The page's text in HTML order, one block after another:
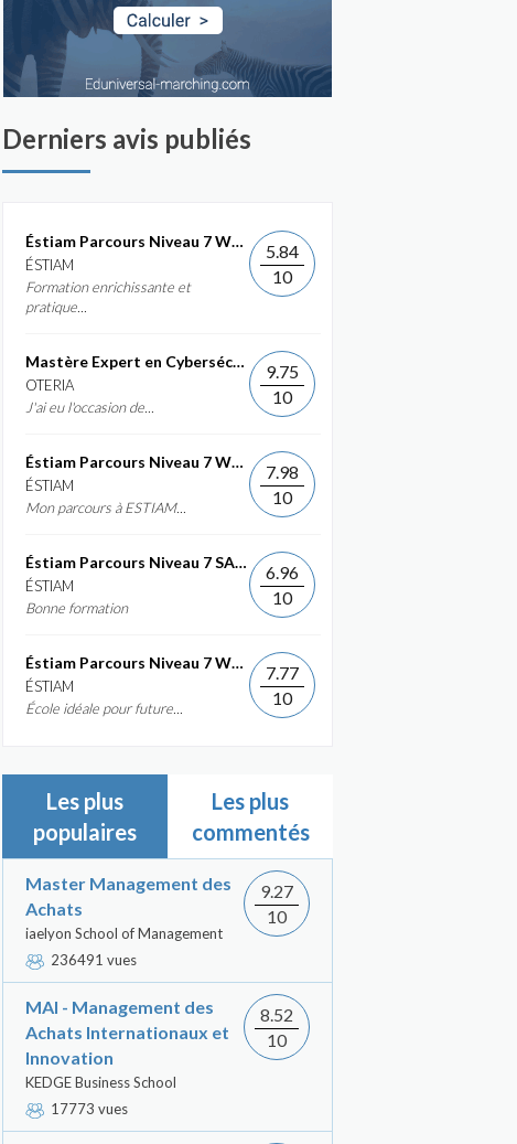
Derniers avis publiés
Éstiam Parcours Niveau 7 Web &...
ÉSTIAM
Formation enrichissante et
pratique...
5.84
10
Mastère Expert en Cybersécurité
OTERIA
J'ai eu l'occasion de...
9.75
10
Éstiam Parcours Niveau 7 Web &...
ÉSTIAM
Mon parcours à ESTIAM...
7.98
10
Éstiam Parcours Niveau 7 SAP ERP...
ÉSTIAM
Bonne formation
6.96
10
Éstiam Parcours Niveau 7 Web &...
ÉSTIAM
École idéale pour future...
7.77
10
Les plus
populaires
Les plus
commentés
Master Management des
Achats
iaelyon School of Management
236491 vues
9.27
10
MAI - Management des
Achats Internationaux et
Innovation
KEDGE Business School
17773 vues
8.52
10